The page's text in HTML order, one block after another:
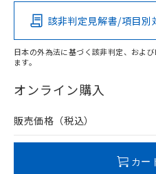
O
在庫等で未対応品が混在する
問い合わせください。
該非判定見解書/項目別
日本の外為法に基づく該非判定、およ
ます。
オンライン購入
販売価格（税込）
カー